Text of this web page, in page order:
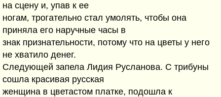
на сцену и, упав к ее
ногам, трогательно стал умолять, чтобы она
приняла его наручные часы в
знак признательности, потому что на цветы у него
не хватило денег.
Следующей запела Лидия Русланова. С трибуны
сошла красивая русская
женщина в цветастом платке, подошла к